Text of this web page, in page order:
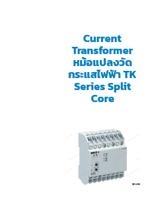
Current
Transformer
หม้อแปลงวัด
กระแสไฟฟ้า TK
Series Split
Core